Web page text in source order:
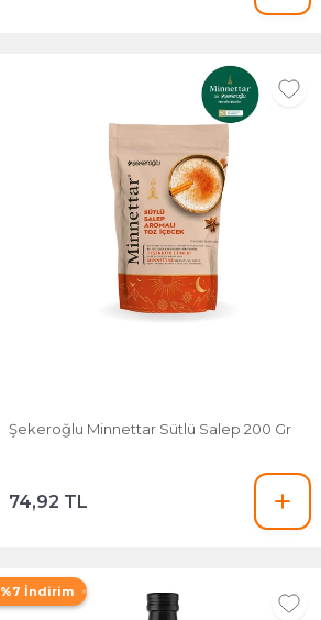
Şekeroğlu Minnettar Sütlü Salep 200 Gr
74,92 TL
%7 İndirim